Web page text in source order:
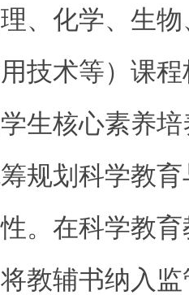
、化学、生
技术等）课
生核心素养
规划科学教
。在科学教
教辅书纳入